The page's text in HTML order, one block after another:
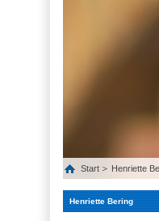
Start Henriette
Henriette Bering